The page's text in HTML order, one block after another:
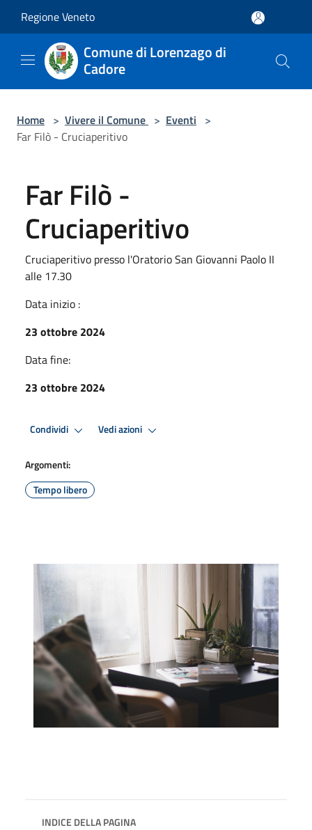
Regione Veneto
Comune di Lorenzago di
Cadore
Home > Vivere il Comune > Eventi >
Far Filò - Cruciaperitivo
Far Filò -
Cruciaperitivo
Cruciaperitivo presso l'Oratorio San Giovanni Paolo II
alle 17.30
Data inizio :
23 ottobre 2024
Data fine:
23 ottobre 2024
Condividi Vedi azioni
Argomenti:
Tempo libero
INDICE DELLA PAGINA